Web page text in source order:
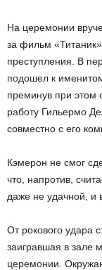
На церемонии
за фильм
преступления. В
подошел к
преминув при этом
работу Гильермо
совместно с его
Кэмерон не смог
что, напротив,
даже не удачной, и
От рокового удара
заигравшая в зале
церемонии.